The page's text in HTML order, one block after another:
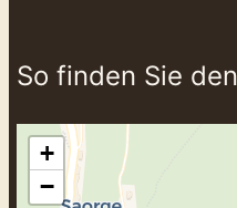
So finden Sie
+
−